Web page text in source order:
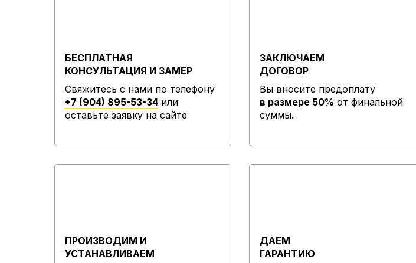
Свяжитесь с нами по телефону
+7 (904) 895-53-34 или
оставьте заявку на сайте
БЕСПЛАТНАЯ
КОНСУЛЬТАЦИЯ И ЗАМЕР
Вы вносите предоплату
в размере 50% от финальной
суммы.
ЗАКЛЮЧАЕМ
ДОГОВОР
ПРОИЗВОДИМ И
УСТАНАВЛИВАЕМ
ДАЕМ
ГАРАНТИЮ